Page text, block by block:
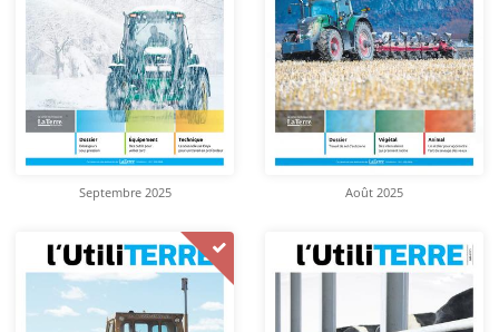
Septembre 2025 Août 2025